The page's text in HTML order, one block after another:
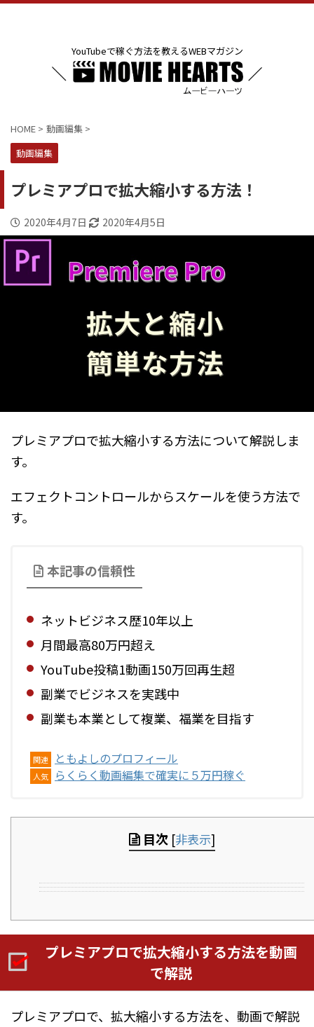
YouTubeで稼ぐ方法を教えるWEBマガジン
HOME > 動画編集 >
動画編集
プレミアプロで拡大縮小する方法！
2020年4月7日 2020年4月5日
プレミアプロで拡大縮小する方法について解説しま
す。
エフェクトコントロールからスケールを使う方法で
す。
本記事の信頼性
ネットビジネス歴10年以上
月間最高80万円超え
YouTube投稿1動画150万回再生超
副業でビジネスを実践中
副業も本業として複業、福業を目指す
関連 ともよしのプロフィール
人気 らくらく動画編集で確実に５万円稼ぐ
目次 [非表示]
プレミアプロで拡大縮小する方法を動画
で解説
プレミアプロで、拡大縮小する方法を、動画で解説